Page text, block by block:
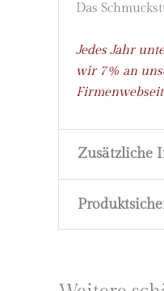
Das
Jedes Jahr
wir 7% an
Zusätzliche
Material
Schutzengel